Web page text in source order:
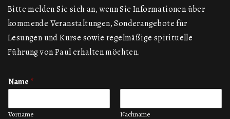
Bitte melden Sie sich an, wenn Sie Informationen über
kommende Veranstaltungen, Sonderangebote für
Lesungen und Kurse sowie regelmäßige spirituelle
Führung von Paul erhalten möchten.
Name *
Vorname Nachname